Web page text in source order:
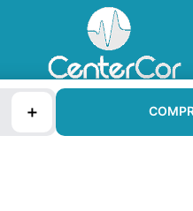
＋
INSTITUCIONAIS